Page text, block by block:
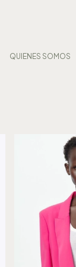
QUIENES SOMOS